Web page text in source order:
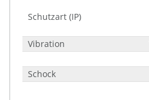
Schutzart (IP)
Vibration
Schock